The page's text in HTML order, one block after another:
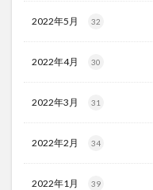
2022年5月 32
2022年4月 30
2022年3月 31
2022年2月 34
2022年1月 39